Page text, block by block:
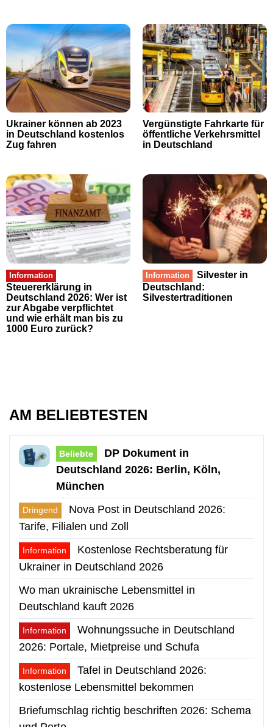
Ukrainer können ab 2023
in Deutschland kostenlos
Zug fahren
Vergünstigte Fahrkarte für
öffentliche Verkehrsmittel
in Deutschland
Information
Steuererklärung in
Deutschland 2026: Wer ist
zur Abgabe verpflichtet
und wie erhält man bis zu
1000 Euro zurück?
Information
Silvester in
Deutschland:
Silvestertraditionen
AM BELIEBTESTEN
Beliebte
DP Dokument in
Deutschland 2026: Berlin, Köln,
München
Dringend
Nova Post in Deutschland 2026:
Tarife, Filialen und Zoll
Information
Kostenlose Rechtsberatung für
Ukrainer in Deutschland 2026
Wo man ukrainische Lebensmittel in
Deutschland kauft 2026
Information
Wohnungssuche in Deutschland
2026: Portale, Mietpreise und Schufa
Information
Tafel in Deutschland 2026:
kostenlose Lebensmittel bekommen
Briefumschlag richtig beschriften 2026: Schema